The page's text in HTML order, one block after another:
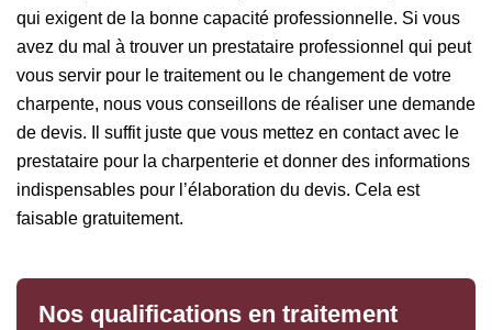
qui exigent de la bonne capacité professionnelle. Si vous
avez du mal à trouver un prestataire professionnel qui peut
vous servir pour le traitement ou le changement de votre
charpente, nous vous conseillons de réaliser une demande
de devis. Il suffit juste que vous mettez en contact avec le
prestataire pour la charpenterie et donner des informations
indispensables pour l’élaboration du devis. Cela est
faisable gratuitement.
Nos qualifications en traitement